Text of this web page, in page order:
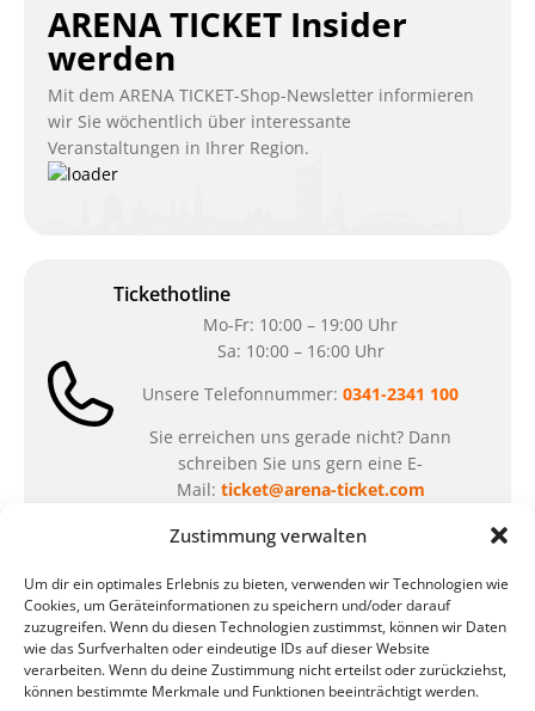
Zustimmung verwalten
Um dir ein optimales Erlebnis zu bieten, verwenden wir Technologien wie
Cookies, um Geräteinformationen zu speichern und/oder darauf
zuzugreifen. Wenn du diesen Technologien zustimmst, können wir Daten
wie das Surfverhalten oder eindeutige IDs auf dieser Website
verarbeiten. Wenn du deine Zustimmung nicht erteilst oder zurückziehst,
können bestimmte Merkmale und Funktionen beeinträchtigt werden.
ARENA TICKET Insider
werden
Mit dem ARENA TICKET-Shop-Newsletter informieren
wir Sie wöchentlich über interessante
Veranstaltungen in Ihrer Region.
Tickethotline
Mo-Fr: 10:00 – 19:00 Uhr
Sa: 10:00 – 16:00 Uhr
Unsere Telefonnummer: 0341-2341 100
Sie erreichen uns gerade nicht? Dann
schreiben Sie uns gern eine E-
Mail: ticket@arena-ticket.com
unsere Sonderöffnungszeiten im Sommer:
in der Zeit vom 06.07. – 07.08.2026
Montag – Freitag: 10-18 Uhr Samstag: